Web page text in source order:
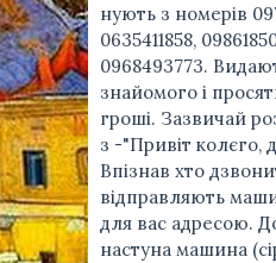
нують з номeрів
0635411858,
0968493773.
знайомого і
гроші. Зазвичай
з -"Привіт колєго,
Впізнав хто
відправляють
для вас адрeсою.
настуна машина